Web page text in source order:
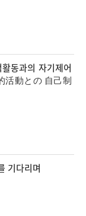
동과의 자기제어
活動との 自己制
기다리며